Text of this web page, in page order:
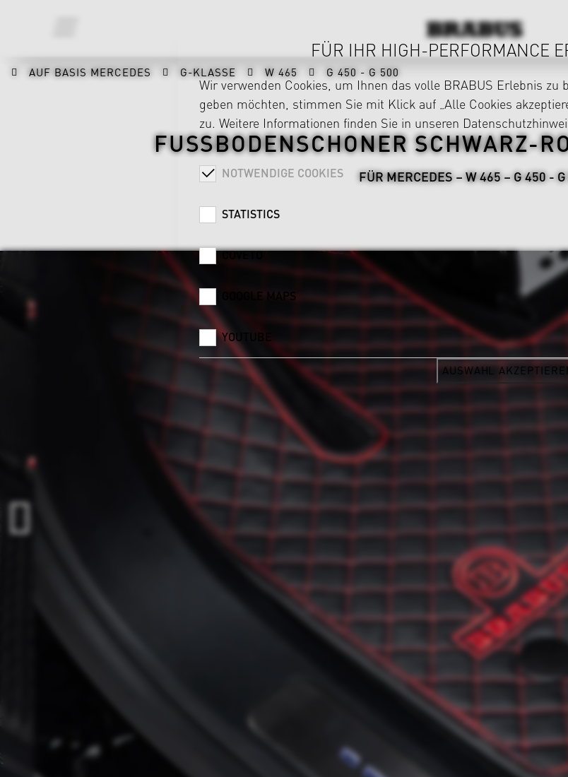
AUF BASIS MERCEDES G-KLASSE W 465 G 450 - G 500
FUSSBODENSCHONER SCHWARZ-
FÜR MERCEDES – W 465 – G 450 -
FÜR IHR HIGH-PERFORMANCE
Wir verwenden Cookies, um Ihnen das volle BRABUS Erlebnis zu
geben möchten, stimmen Sie mit Klick auf „Alle Cookies
zu. Weitere Informationen finden Sie in unseren
NOTWENDIGE COOKIES
STATISTICS
COVETO
GOOGLE MAPS
YOUTUBE
AUSWAHL